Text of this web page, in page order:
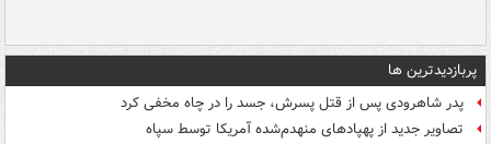
پربازدیدترین ها
پدر شاهرودی پس از قتل پسرش، جسد را در چاه مخفی کرد
تصاویر جدید از پهپادهای منهدم‌شده آمریکا توسط سپاه